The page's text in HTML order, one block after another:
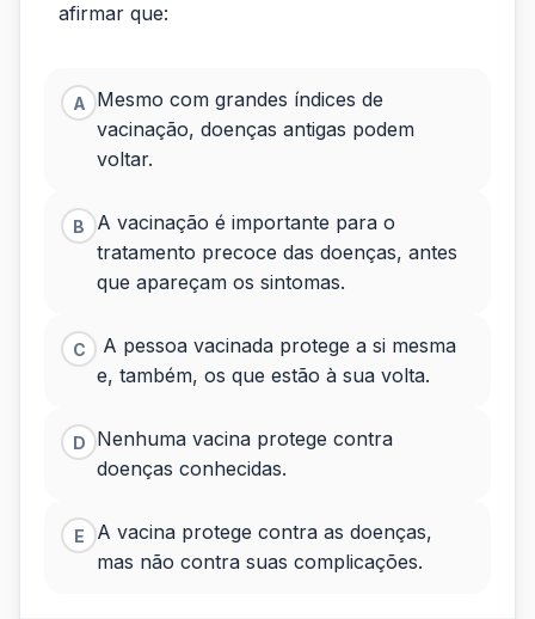
afirmar que:
A
Mesmo com grandes índices de
vacinação, doenças antigas podem
voltar.
B
A vacinação é importante para o
tratamento precoce das doenças, antes
que apareçam os sintomas.
C
A pessoa vacinada protege a si mesma
e, também, os que estão à sua volta.
D
Nenhuma vacina protege contra
doenças conhecidas.
E
A vacina protege contra as doenças,
mas não contra suas complicações.